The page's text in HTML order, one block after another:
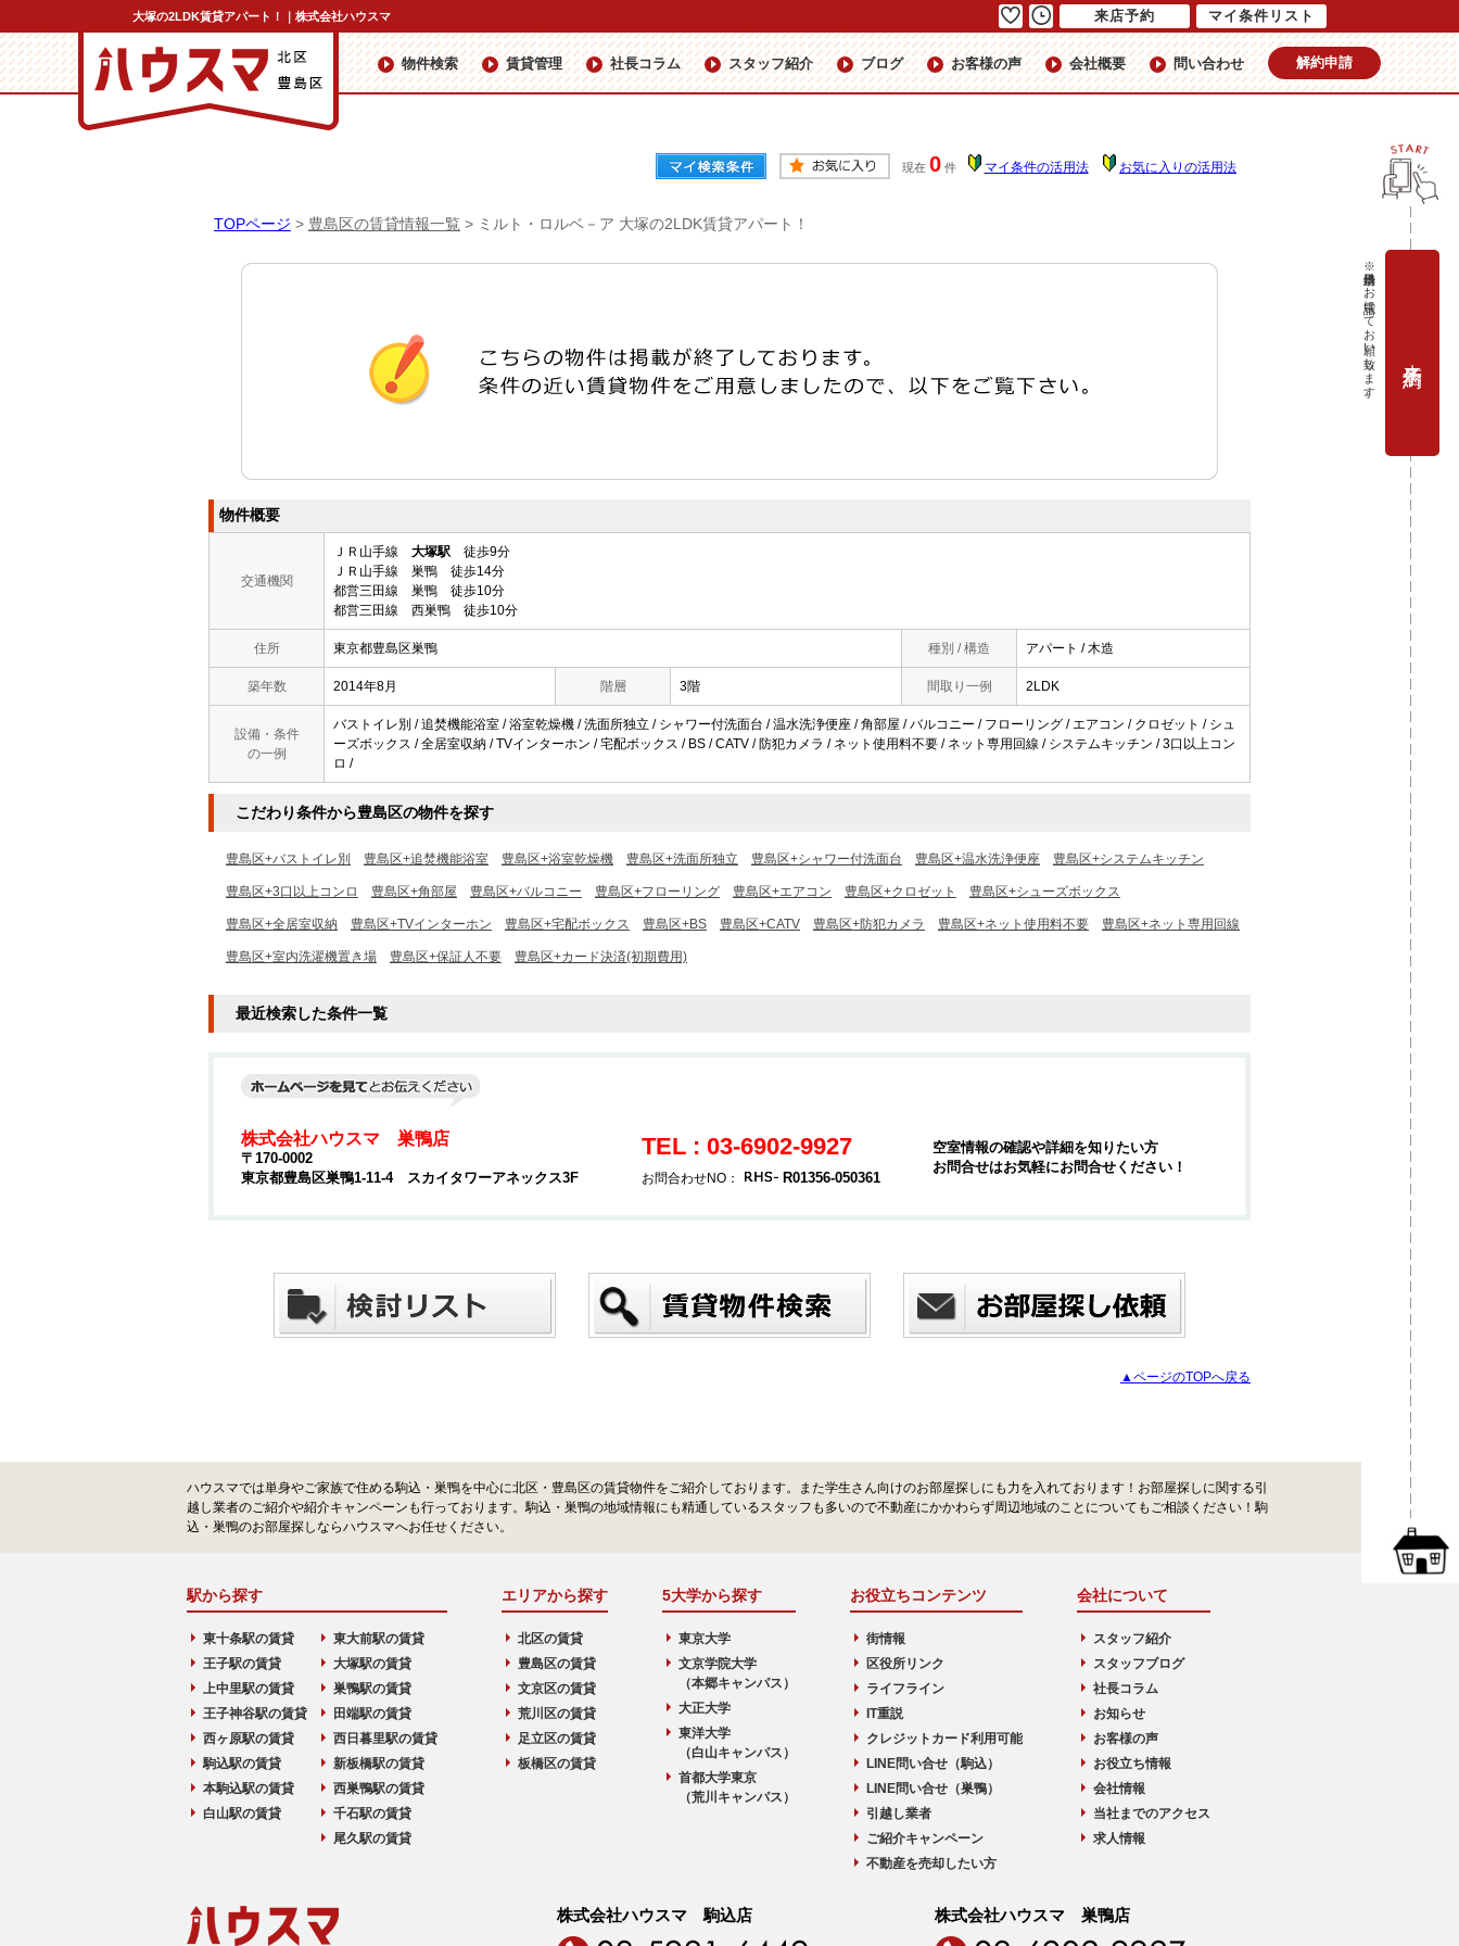
大塚の2LDK賃貸アパート！｜株式会社ハウスマ
物件検索 賃貸管理 社長コラム スタッフ紹介 ブログ お客様の声 会社概要 問い合わせ 解約申請
現在 0 件 マイ条件の活用法 お気に入りの活用法
TOPページ > 豊島区の賃貸情報一覧 > ミルト・ロルベ－ア 大塚の2LDK賃貸アパート！
物件概要
交通機関
ＪＲ山手線 大塚駅 徒歩9分
ＪＲ山手線 巣鴨 徒歩14分
都営三田線 巣鴨 徒歩10分
都営三田線 西巣鴨 徒歩10分
住所 東京都豊島区巣鴨 種別 / 構造 アパート / 木造
築年数 2014年8月 階層 3階 間取り一例 2LDK
設備・条件
の一例
バストイレ別 / 追焚機能浴室 / 浴室乾燥機 / 洗面所独立 / シャワー付洗面台 / 温水洗浄便座 / 角部屋 / バルコニー / フローリング / エアコン / クロゼット / シュ
ーズボックス / 全居室収納 / TVインターホン / 宅配ボックス / BS / CATV / 防犯カメラ / ネット使用料不要 / ネット専用回線 / システムキッチン / 3口以上コン
ロ /
こだわり条件から豊島区の物件を探す
豊島区+バストイレ別 豊島区+追焚機能浴室 豊島区+浴室乾燥機 豊島区+洗面所独立 豊島区+シャワー付洗面台 豊島区+温水洗浄便座 豊島区+システムキッチン
豊島区+3口以上コンロ 豊島区+角部屋 豊島区+バルコニー 豊島区+フローリング 豊島区+エアコン 豊島区+クロゼット 豊島区+シューズボックス
豊島区+全居室収納 豊島区+TVインターホン 豊島区+宅配ボックス 豊島区+BS 豊島区+CATV 豊島区+防犯カメラ 豊島区+ネット使用料不要 豊島区+ネット専用回線
豊島区+室内洗濯機置き場 豊島区+保証人不要 豊島区+カード決済(初期費用)
最近検索した条件一覧
株式会社ハウスマ 巣鴨店
〒170-0002
東京都豊島区巣鴨1-11-4 スカイタワーアネックス3F
TEL : 03-6902-9927
お問合わせNO： R01356-050361
空室情報の確認や詳細を知りたい方
お問合せはお気軽にお問合せください！
▲ページのTOPへ戻る
ハウスマでは単身やご家族で住める駒込・巣鴨を中心に北区・豊島区の賃貸物件をご紹介しております。また学生さん向けのお部屋探しにも力を入れております！お部屋探しに関する引
越し業者のご紹介や紹介キャンペーンも行っております。駒込・巣鴨の地域情報にも精通しているスタッフも多いので不動産にかかわらず周辺地域のことについてもご相談ください！駒
込・巣鴨のお部屋探しならハウスマへお任せください。
駅から探す
東十条駅の賃貸
王子駅の賃貸
上中里駅の賃貸
王子神谷駅の賃貸
西ヶ原駅の賃貸
駒込駅の賃貸
本駒込駅の賃貸
白山駅の賃貸
東大前駅の賃貸
大塚駅の賃貸
巣鴨駅の賃貸
田端駅の賃貸
西日暮里駅の賃貸
新板橋駅の賃貸
西巣鴨駅の賃貸
千石駅の賃貸
尾久駅の賃貸
エリアから探す
北区の賃貸
豊島区の賃貸
文京区の賃貸
荒川区の賃貸
足立区の賃貸
板橋区の賃貸
5大学から探す
東京大学
文京学院大学
（本郷キャンパス）
大正大学
東洋大学
（白山キャンパス）
首都大学東京
（荒川キャンパス）
お役立ちコンテンツ
街情報
区役所リンク
ライフライン
IT重説
クレジットカード利用可能
LINE問い合せ（駒込）
LINE問い合せ（巣鴨）
引越し業者
ご紹介キャンペーン
不動産を売却したい方
会社について
スタッフ紹介
スタッフブログ
社長コラム
お知らせ
お客様の声
お役立ち情報
会社情報
当社までのアクセス
求人情報
株式会社ハウスマ 駒込店 株式会社ハウスマ 巣鴨店
来店予約 マイ条件リスト
※当日予約はお電話にてお願い致します。